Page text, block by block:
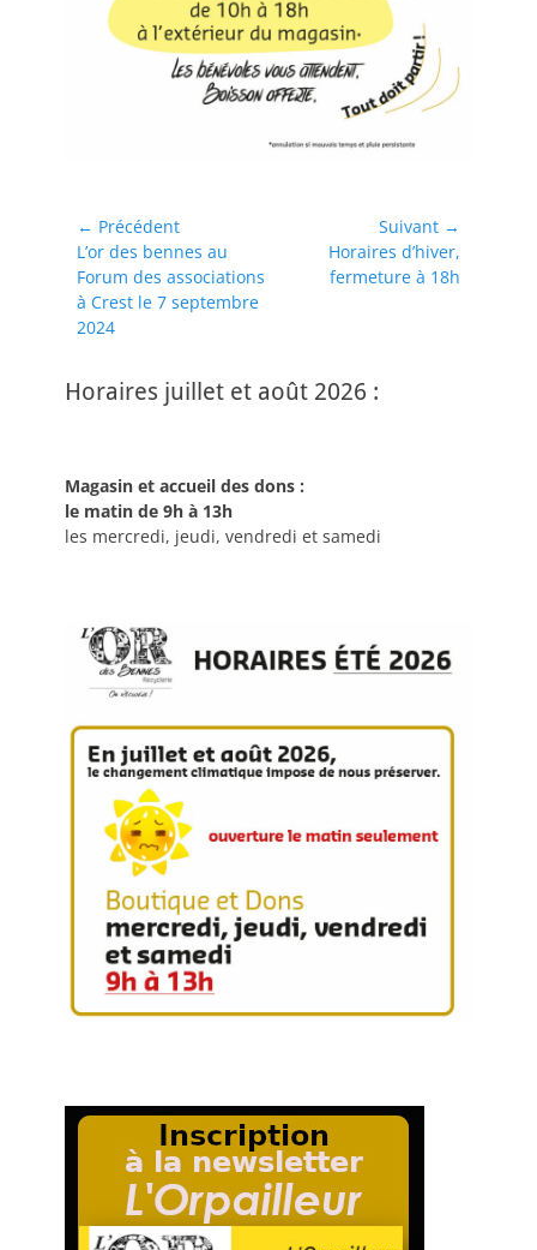
Navigation
de
l’article
← Précédent
Article
précédent :
L’or des bennes au
Forum des associations
à Crest le 7 septembre
2024
Suivant →
suivant :
Horaires d’hiver,
fermeture à 18h
Horaires juillet et août 2026 :
Magasin et accueil des dons :
le matin de 9h à 13h
les mercredi, jeudi, vendredi et samedi